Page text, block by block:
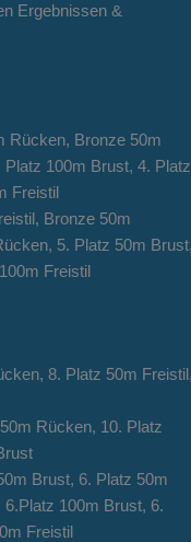
Ergebnissen &
Rücken, Bronze 50m
100m Brust, 4. Platz
Freistil
Bronze 50m
5. Platz 50m
Freistil
8. Platz 50m
Rücken, 10. Platz
Brust, 6. Platz 50m
100m Brust, 6.
Freistil